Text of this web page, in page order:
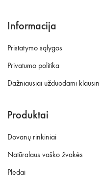
Informacija
Pristatymo sąlygos
Privatumo politika
Dažniausiai užduodami
Produktai
Dovanų rinkiniai
Natūralaus vaško žvakės
Pledai